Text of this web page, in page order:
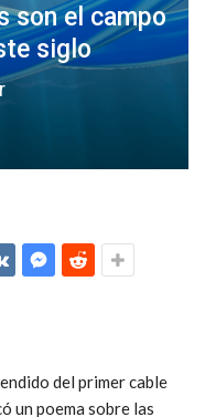
son el campo
siglo
do del primer cable
un poema sobre las